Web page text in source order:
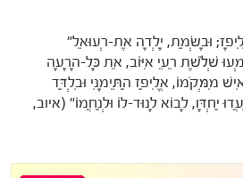
וּבָשְׂמַת, יָלְדָה אֶת-רְעוּאֵל"
שְׁלֹשֶׁת רֵעֵי אִיּוֹב, אֵת כָּל-הָרָעָה
מִמְּקֹמוֹ, אֱלִיפַז הַתֵּימָנִי וּבִלְדַּד
יַחְדָּו, לָבוֹא לָנוּד-לוֹ וּלְנַחֲמוֹ" (איוב,